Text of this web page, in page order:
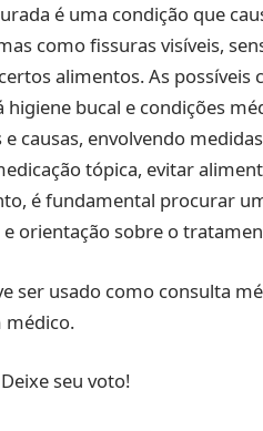
é uma condição que
como fissuras visíveis,
alimentos. As possíveis
higiene bucal e condições
causas, envolvendo
tópica, evitar
é fundamental procurar
orientação sobre o
ser usado como consulta
médico.
seu voto!